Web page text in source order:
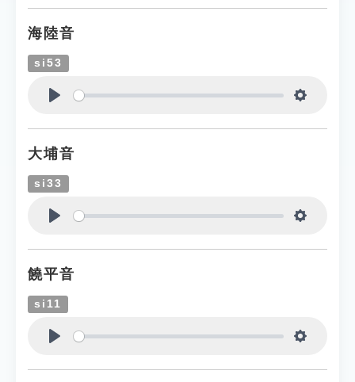
海陸音
si53
大埔音
si33
饒平音
si11